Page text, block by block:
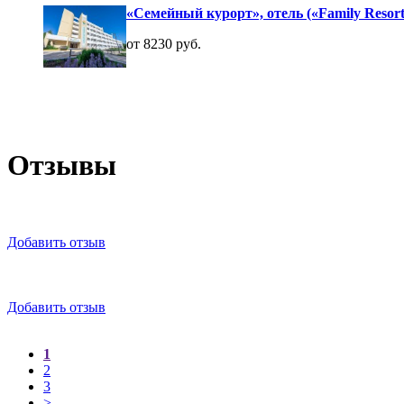
«Семейный курорт», отель («Family
от 8230 руб.
Отзывы
Добавить отзыв
Добавить отзыв
1
2
3